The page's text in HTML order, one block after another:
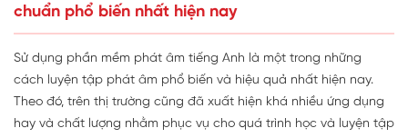
chuẩn phổ biến nhất hiện nay
Sử dụng phần mềm phát âm tiếng Anh là một trong những
cách luyện tập phát âm phổ biến và hiệu quả nhất hiện nay.
Theo đó, trên thị trường cũng đã xuất hiện khá nhiều ứng dụng
hay và chất lượng nhằm phục vụ cho quá trình học và luyện tập